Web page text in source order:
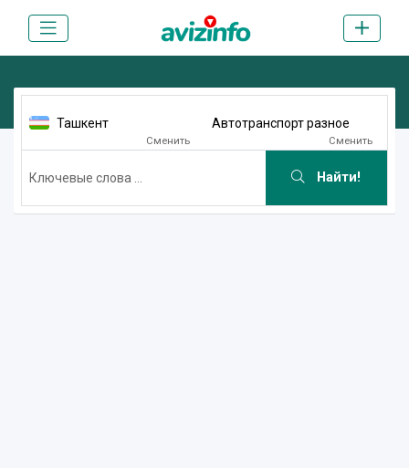
Ташкент
Сменить
Автотранспорт разное
Сменить
Найти!